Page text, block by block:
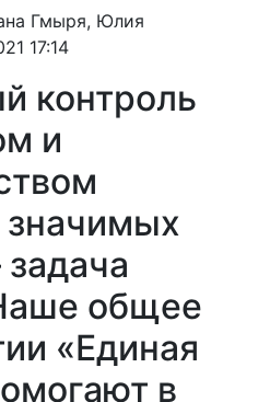
Гмыря, Юлия
17:14
контроль
и
значимых
общее
«Единая
в